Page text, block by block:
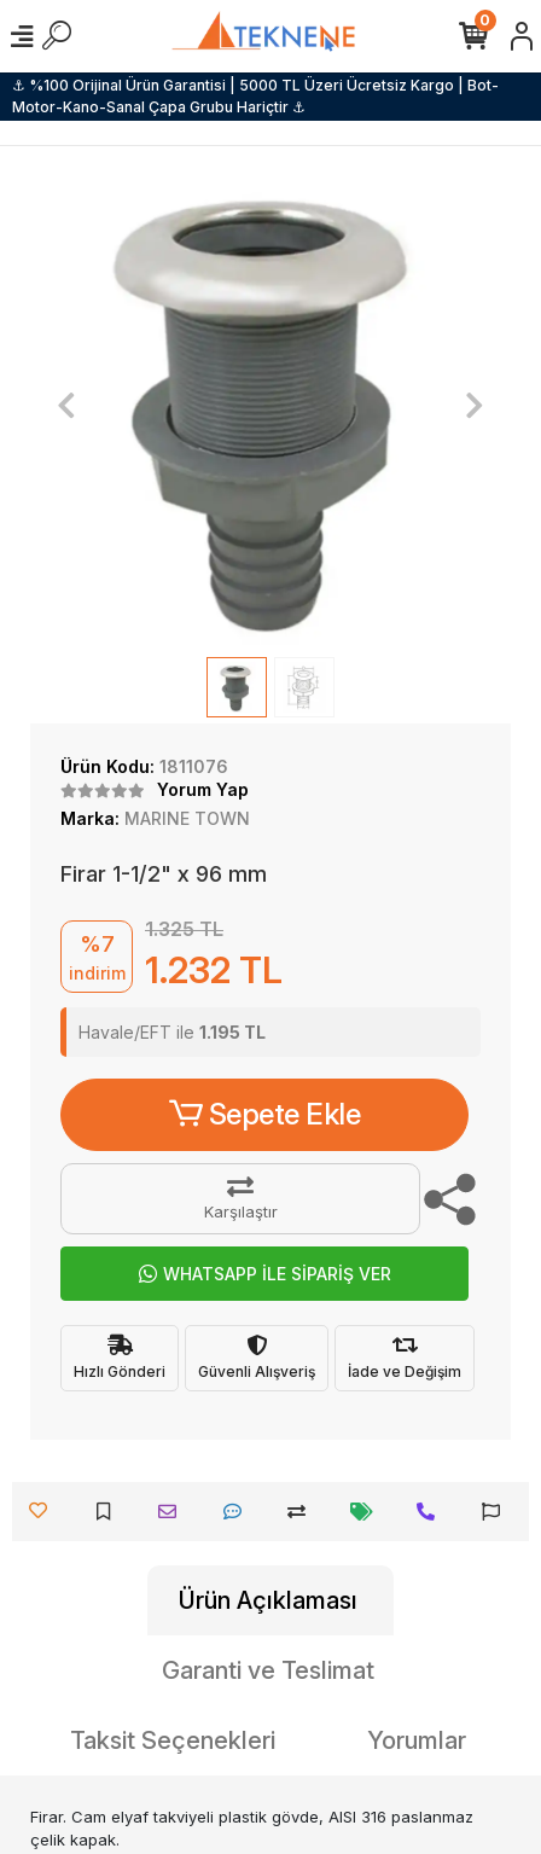
⚓ %100 Orijinal Ürün Garantisi | 5000 TL Üzeri Ücretsiz Kargo | Bot-
Motor-Kano-Sanal Çapa Grubu Hariçtir ⚓
0
Ürün Kodu: 1811076
Yorum Yap
Marka: MARINE TOWN
Firar 1-1/2" x 96 mm
%7
indirim
1.325 TL
1.232 TL
Havale/EFT ile 1.195 TL
Sepete Ekle
Karşılaştır
WHATSAPP İLE SİPARİŞ VER
Hızlı Gönderi Güvenli Alışveriş İade ve Değişim
Ürün Açıklaması
Garanti ve Teslimat
Taksit Seçenekleri Yorumlar
Firar. Cam elyaf takviyeli plastik gövde, AISI 316 paslanmaz
çelik kapak.